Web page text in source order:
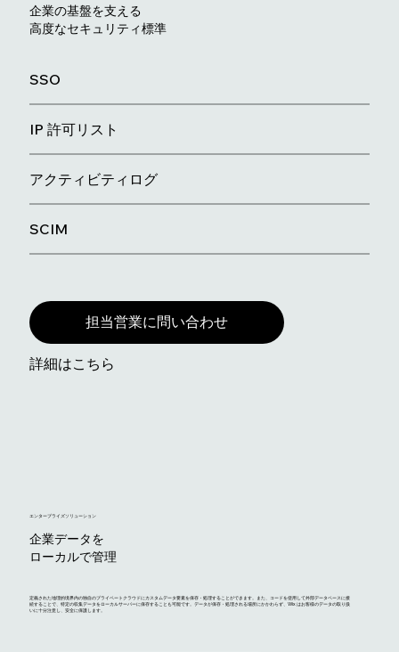
企業の基盤を支える
高度なセキュリティ標準
SSO
IP 許可リスト
アクティビティログ
SCIM
担当営業に問い合わせ
詳細はこちら
エンタープライズソリューション
企業データを
ローカルで管理
定義された地理的境界内の独自のプライベートクラウドにカスタムデータ要素を保存・処理することができます。また、コードを使用して外部データベースに接
続することで、特定の収集データをローカルサーバーに保存することも可能です。データが保存・処理される場所にかかわらず、Wix はお客様のデータの取り扱
いに十分注意し、安全に保護します。